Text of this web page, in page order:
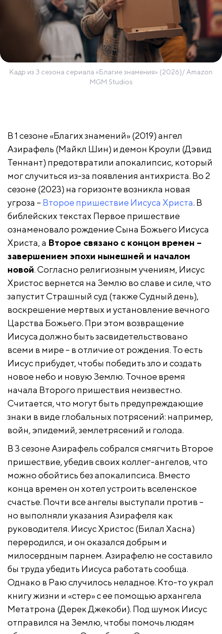
Кадр из 3 сезона сериала «Благие знамения» (2026)/ Amazon
MGM Studios
В 1 сезоне «Благих знамений» (2019) ангел
Азирафель (Майкл Шин) и демон Кроули (Дэвид
Теннант) предотвратили апокалипсис, который
мог случиться из-за появления антихриста. Во 2
сезоне (2023) на горизонте возникла новая
угроза – Второе пришествие Иисуса Христа. В
библейских текстах Первое пришествие
ознаменовало рождение Сына Божьего Иисуса
Христа, а Второе связано с концом времен –
завершением эпохи нынешней и началом
новой. Согласно религиозным учениям, Иисус
Христос вернется на Землю во славе и силе, что
запустит Страшный суд (также Судный день),
воскрешение мертвых и установление вечного
Царства Божьего. При этом возвращение
Иисуса должно быть засвидетельствовано
всеми в мире – в отличие от рождения. То есть
Иисус прибудет, чтобы победить зло и создать
новое небо и новую Землю. Точное время
начала Второго пришествия неизвестно.
Считается, что могут быть предупреждающие
знаки в виде глобальных потрясений: например,
войн, эпидемий, землетрясений и голода.
В 3 сезоне Азирафель собрался смягчить Второе
пришествие, убедив своих коллег-ангелов, что
можно обойтись без апокалипсиса. Вместо
конца времен он хотел устроить вселенское
счастье. Почти все ангелы выступали против –
но выполняли указания Азирафеля как
руководителя. Иисус Христос (Билал Хасна)
переродился, и он оказался добрым и
милосердным парнем. Азирафелю не составило
бы труда убедить Иисуса работать сообща.
Однако в Раю случилось неладное. Кто-то украл
книгу жизни и «стер» с ее помощью архангела
Метатрона (Дерек Джекоби). Под шумок Иисус
отправился на Землю, чтобы помочь людям